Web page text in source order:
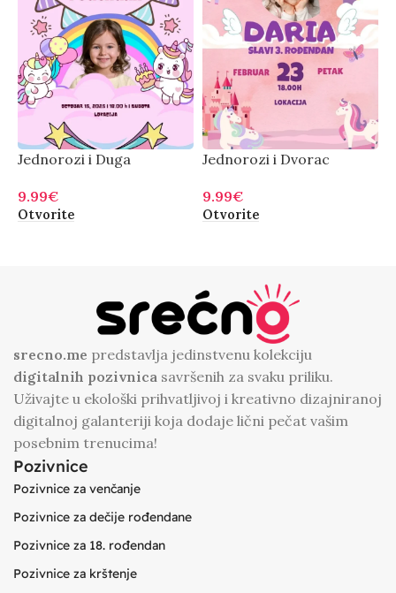
Jednorozi i Duga
9.99€
Otvorite
Jednorozi i Dvorac
9.99€
Otvorite
srecno.me predstavlja jedinstvenu kolekciju
digitalnih pozivnica savršenih za svaku priliku.
Uživajte u ekološki prihvatljivoj i kreativno dizajniranoj
digitalnoj galanteriji koja dodaje lični pečat vašim
posebnim trenucima!
Pozivnice
Pozivnice za venčanje
Pozivnice za dečije rođendane
Pozivnice za 18. rođendan
Pozivnice za krštenje